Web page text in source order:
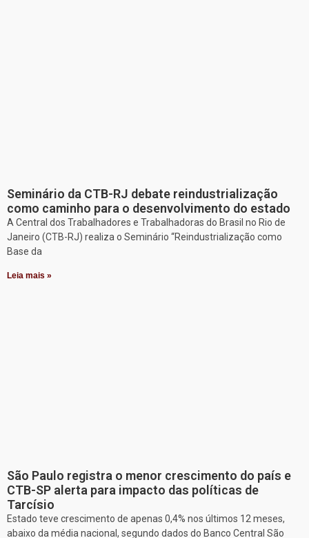
Seminário da CTB-RJ debate reindustrialização
como caminho para o desenvolvimento do estado
A Central dos Trabalhadores e Trabalhadoras do Brasil no Rio de
Janeiro (CTB-RJ) realiza o Seminário “Reindustrialização como
Base da
Leia mais »
São Paulo registra o menor crescimento do país e
CTB-SP alerta para impacto das políticas de
Tarcísio
Estado teve crescimento de apenas 0,4% nos últimos 12 meses,
abaixo da média nacional, segundo dados do Banco Central São